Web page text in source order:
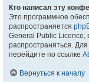
Кто написал эту
Это программное
распространяется
General Public Licence,
распространяться.
перейдите по ссылке
Вернуться к началу